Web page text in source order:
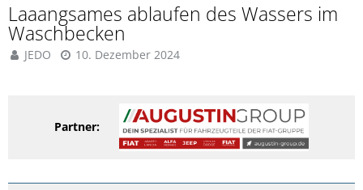
Laaangsames ablaufen des Wassers im
Waschbecken
JEDO 10. Dezember 2024
Partner: